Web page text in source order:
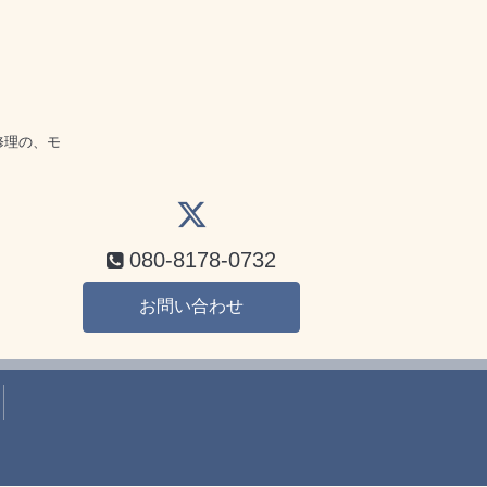
の、モ
080-8178-0732
お問い合わせ